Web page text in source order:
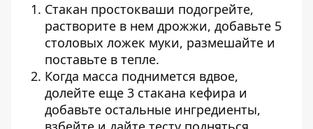
Стакан простокваши подогрейте,
растворите в нем дрожжи, добавьте 5
столовых ложек муки, размешайте и
поставьте в тепле.
Когда масса поднимется вдвое,
долейте еще 3 стакана кефира и
добавьте остальные ингредиенты,